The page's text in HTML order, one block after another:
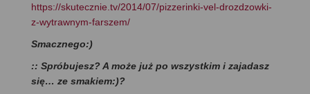
https://skutecznie.tv/2014/07/pizzerinki-vel-drozdzowki-
z-wytrawnym-farszem/
Smacznego:)
:: Spróbujesz? A może już po wszystkim i zajadasz
się… ze smakiem:)?